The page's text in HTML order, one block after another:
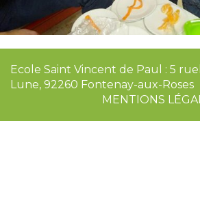
Ecole Saint Vincent de Paul : 5
Lune, 92260 Fontenay-aux-Roses
MENTIONS